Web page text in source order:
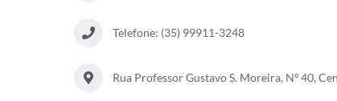
Telefone: (35) 99911-3248
Rua Professor Gustavo S. Moreira, Nº 40,